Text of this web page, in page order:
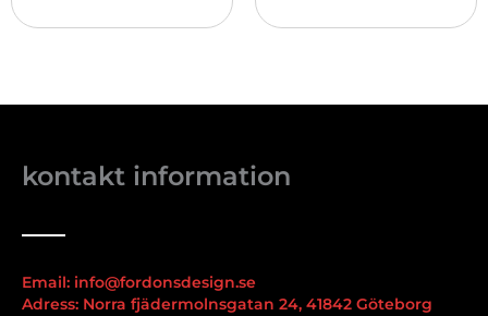
kontakt information
Email: info@fordonsdesign.se
Adress: Norra fjädermolnsgatan 24, 41842 Göteborg